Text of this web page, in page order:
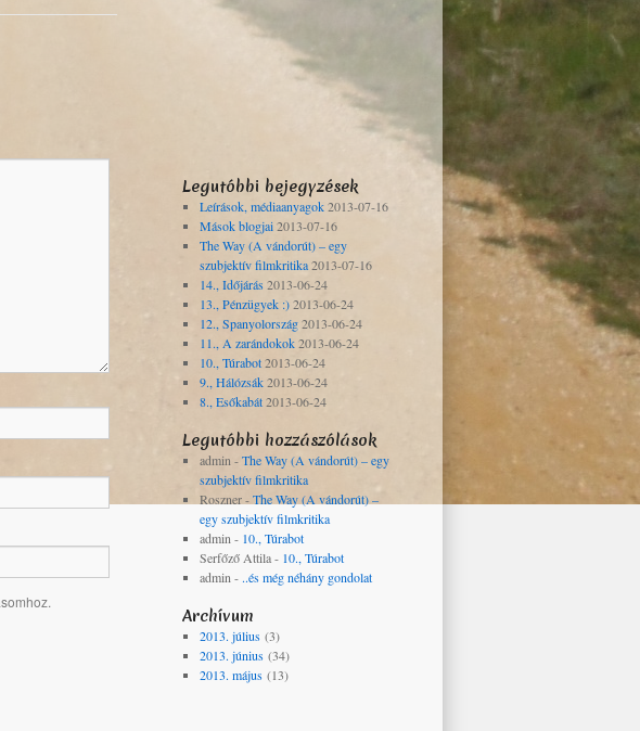
Legutóbbi bejegyzések
Leírások, médiaanyagok 2013-07-16
Mások blogjai 2013-07-16
The Way (A vándorút) – egy
szubjektív filmkritika 2013-07-16
14., Időjárás 2013-06-24
13., Pénzügyek :) 2013-06-24
12., Spanyolország 2013-06-24
11., A zarándokok 2013-06-24
10., Túrabot 2013-06-24
9., Hálózsák 2013-06-24
8., Esőkabát 2013-06-24
Legutóbbi hozzászólások
admin -The Way (A vándorút) – egy
szubjektív filmkritika
Roszner-The Way (A vándorút) –
egy szubjektív filmkritika
admin - 10., Túrabot
Serfőző Attila- 10., Túrabot
admin - ..és még néhány gondolat
Archívum
2013. július(3)
2013. június(34)
2013. május(13)